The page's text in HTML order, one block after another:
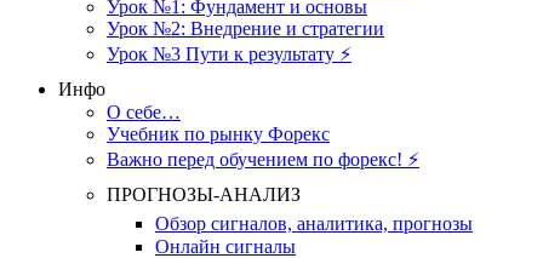
Урок №1: Фундамент и основы
Урок №2: Внедрение и стратегии
Урок №3 Пути к результату ⚡️
Инфо
О себе…
Учебник по рынку Форекс
Важно перед обучением по форекс! ⚡
ПРОГНОЗЫ-АНАЛИЗ
Обзор сигналов, аналитика, прогнозы
Онлайн сигналы